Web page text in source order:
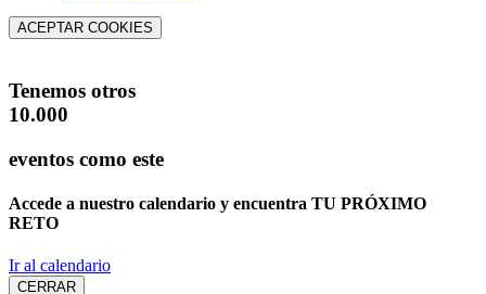
ACEPTAR COOKIES
Tenemos otros
10.000
eventos como este
Accede a nuestro calendario y encuentra TU PRÓXIMO
RETO
Ir al calendario
CERRAR